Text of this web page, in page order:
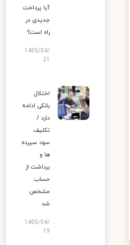
آیا پرداخت
جدیدی در
راه است؟
1405/04/
اختلال
بانکی ادامه
دارد /
تکلیف
سود سپرده
ها و
برداشت از
حساب
مشخص
شد
1405/04/
19